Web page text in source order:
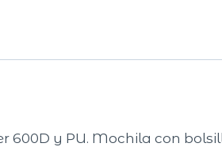
600D y PU. Mochila con